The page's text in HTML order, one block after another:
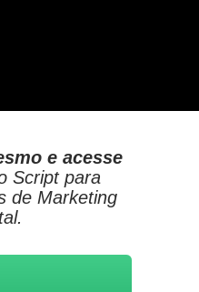
e acesse
Script para
de Marketing